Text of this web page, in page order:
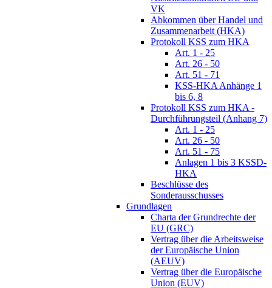
VK
Abkommen über Handel und
Zusammenarbeit (HKA)
Protokoll KSS zum HKA
Art. 1 - 25
Art. 26 - 50
Art. 51 - 71
KSS-HKA Anhänge 1
bis 6, 8
Protokoll KSS zum HKA -
Durchführungsteil (Anhang 7)
Art. 1 - 25
Art. 26 - 50
Art. 51 - 75
Anlagen 1 bis 3 KSSD-
HKA
Beschlüsse des
Sonderausschusses
Grundlagen
Charta der Grundrechte der
EU (GRC)
Vertrag über die Arbeitsweise
der Europäische Union
(AEUV)
Vertrag über die Europäische
Union (EUV)